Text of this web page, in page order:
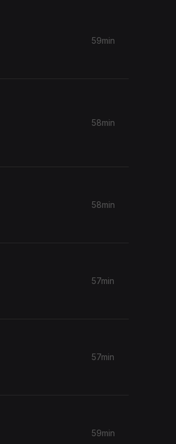
59min
58min
58min
57min
57min
59min